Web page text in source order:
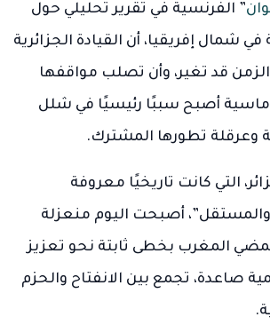
” الفرنسية في تقرير تحليلي حول
في شمال إفريقيا، أن القيادة الجزائرية
الزمن قد تغير، وأن تصلب مواقفها
أصبح سببًا رئيسيًا في شلل
وعرقلة تطورها المشترك.
التي كانت تاريخيًا معروفة
أصبحت اليوم منعزلة
يمضي المغرب بخطى ثابتة نحو تعزيز
صاعدة، تجمع بين الانفتاح والحزم